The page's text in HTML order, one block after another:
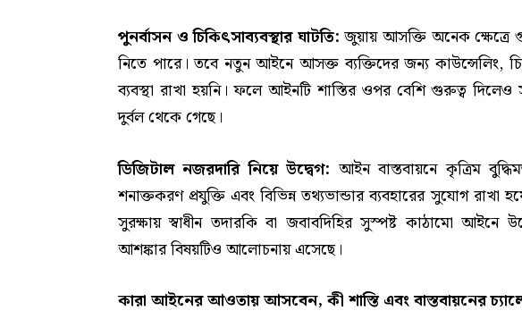
পুনর্বাসন ও চিকিৎসাব্যবস্থার ঘাটতি:জুয়ায় আসক্তি অনেক
নিতে পারে। তবে নতুন আইনে আসক্ত ব্যক্তিদের জন্য কাউন্সেলিং,
ব্যবস্থা রাখা হয়নি। ফলে আইনটি শাস্তির ওপর বেশি গুরুত্ব
দুর্বল থেকে গেছে।
ডিজিটাল নজরদারি নিয়ে উদ্বেগ: আইন বাস্তবায়নে কৃত্রিম
শনাক্তকরণ প্রযুক্তি এবং বিভিন্ন তথ্যভান্ডার ব্যবহারের সুযোগ রাখা
সুরক্ষায় স্বাধীন তদারকি বা জবাবদিহির সুস্পষ্ট কাঠামো আইনে
আশঙ্কার বিষয়টিও আলোচনায় এসেছে।
কারা আইনের আওতায় আসবেন, কী শাস্তি এবং বাস্তবায়নের